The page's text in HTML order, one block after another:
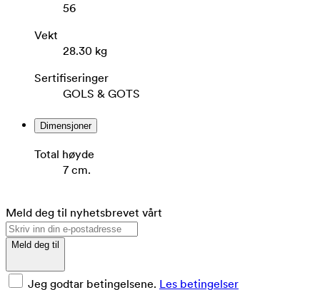
56
Vekt
28.30 kg
Sertifiseringer
GOLS & GOTS
Dimensjoner
Total høyde
7 cm.
Meld deg til nyhetsbrevet vårt
Meld deg til
Jeg godtar betingelsene. Les betingelser